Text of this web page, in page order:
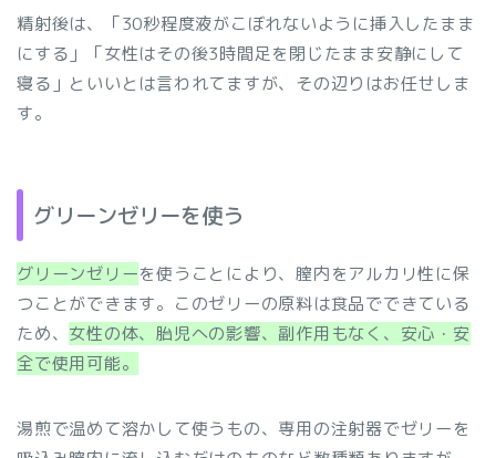
精射後は、「30秒程度液がこぼれないように挿入したまま
にする」「女性はその後3時間足を閉じたまま安静にして
寝る」といいとは言われてますが、その辺りはお任せしま
す。
グリーンゼリーを使う
グリーンゼリーを使うことにより、膣内をアルカリ性に保
つことができます。このゼリーの原料は食品でできている
ため、 女性の体、胎児への影響、副作用もなく、安心・安
全で使用可能。
湯煎で温めて溶かして使うもの、専用の注射器でゼリーを